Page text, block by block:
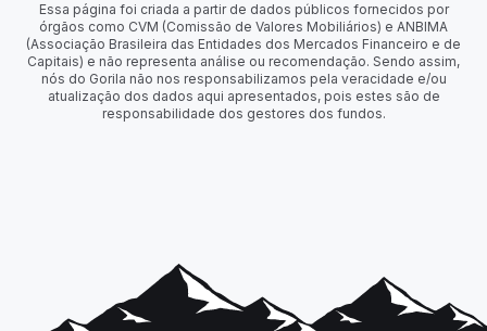
Essa página foi criada a partir de dados públicos fornecidos por
órgãos como CVM (Comissão de Valores Mobiliários) e ANBIMA
(Associação Brasileira das Entidades dos Mercados Financeiro e de
Capitais) e não representa análise ou recomendação. Sendo assim,
nós do Gorila não nos responsabilizamos pela veracidade e/ou
atualização dos dados aqui apresentados, pois estes são de
responsabilidade dos gestores dos fundos.